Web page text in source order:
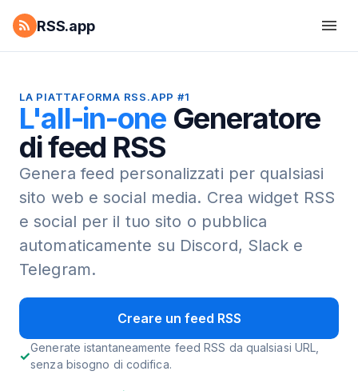
RSS.app
LA PIATTAFORMA RSS.APP #1
L'all-in-one Generatore
di feed RSS
Genera feed personalizzati per qualsiasi
sito web e social media. Crea widget RSS
e social per il tuo sito o pubblica
automaticamente su Discord, Slack e
Telegram.
Creare un feed RSS
Generate istantaneamente feed RSS da qualsiasi URL,
senza bisogno di codifica.